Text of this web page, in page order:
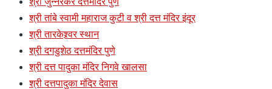
श्री तांबे स्वामी महाराज कुटी व श्री दत्त मंदिर इंदूर
श्री तारकेश्र्वर स्थान
श्री दगडुशेठ दत्तमंदिर पुणे
श्री दत्त पादुका मंदिर निगवे खालसा
श्री दत्तपादुका मंदिर देवास